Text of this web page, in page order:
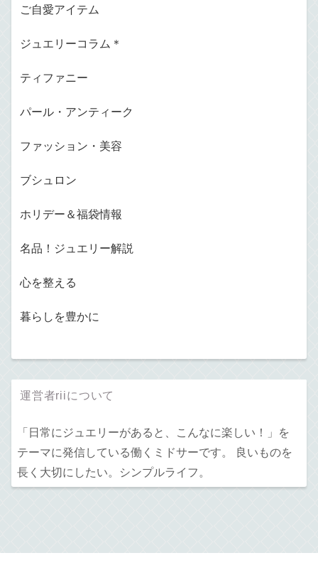
ご自愛アイテム
ジュエリーコラム＊
ティファニー
パール・アンティーク
ファッション・美容
ブシュロン
ホリデー＆福袋情報
名品！ジュエリー解説
心を整える
暮らしを豊かに
運営者riiについて
「日常にジュエリーがあると、こんなに楽しい！」を
テーマに発信している働くミドサーです。 良いものを
長く大切にしたい。シンプルライフ。